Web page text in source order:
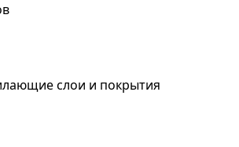
слои и покрытия